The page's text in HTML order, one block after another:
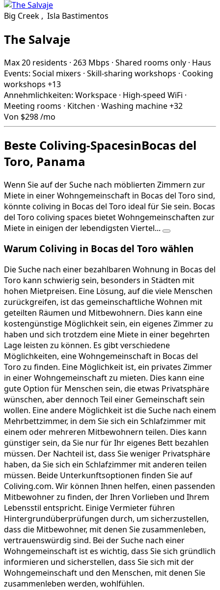
Big Creek , Isla Bastimentos
The Salvaje
Max 20 residents · 263 Mbps · Shared rooms only · Haus
Events: Social mixers · Skill-sharing workshops · Cooking
workshops +13
Annehmlichkeiten: Workspace · High-speed WiFi ·
Meeting rooms · Kitchen · Washing machine+32
Von $298/mo
Beste Coliving-SpacesinBocas del
Toro, Panama
Wenn Sie auf der Suche nach möblierten Zimmern zur
Miete in einer Wohngemeinschaft in Bocas del Toro sind,
könnte coliving in Bocas del Toro ideal für Sie sein. Bocas
del Toro coliving spaces bietet Wohngemeinschaften zur
Miete in einigen der lebendigsten Viertel...
Warum Coliving in Bocas del Toro wählen
Die Suche nach einer bezahlbaren Wohnung in Bocas del
Toro kann schwierig sein, besonders in Städten mit
hohen Mietpreisen. Eine Lösung, auf die viele Menschen
zurückgreifen, ist das gemeinschaftliche Wohnen mit
geteilten Räumen und Mitbewohnern. Dies kann eine
kostengünstige Möglichkeit sein, ein eigenes Zimmer zu
haben und sich trotzdem eine Miete in einer begehrten
Lage leisten zu können. Es gibt verschiedene
Möglichkeiten, eine Wohngemeinschaft in Bocas del
Toro zu finden. Eine Möglichkeit ist, ein privates Zimmer
in einer Wohngemeinschaft zu mieten. Dies kann eine
gute Option für Menschen sein, die etwas Privatsphäre
wünschen, aber dennoch Teil einer Gemeinschaft sein
wollen. Eine andere Möglichkeit ist die Suche nach einem
Mehrbettzimmer, in dem Sie sich ein Schlafzimmer mit
einem oder mehreren Mitbewohnern teilen. Dies kann
günstiger sein, da Sie nur für Ihr eigenes Bett bezahlen
müssen. Der Nachteil ist, dass Sie weniger Privatsphäre
haben, da Sie sich ein Schlafzimmer mit anderen teilen
müssen. Beide Unterkunftsoptionen finden Sie auf
Coliving.com. Wir können Ihnen helfen, einen passenden
Mitbewohner zu finden, der Ihren Vorlieben und Ihrem
Lebensstil entspricht. Einige Vermieter führen
Hintergrundüberprüfungen durch, um sicherzustellen,
dass die Mitbewohner, mit denen Sie zusammenleben,
vertrauenswürdig sind. Bei der Suche nach einer
Wohngemeinschaft ist es wichtig, dass Sie sich gründlich
informieren und sicherstellen, dass Sie sich mit der
Wohngemeinschaft und den Menschen, mit denen Sie
zusammenleben werden, wohlfühlen.